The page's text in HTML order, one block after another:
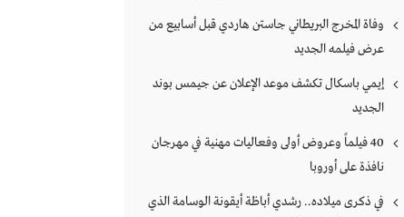
وفاة المخرج البريطاني جاستن هاردي قبل أسابيع من
عرض فيلمه الجديد
إيمي باسكال تكشف موعد الإعلان عن جيمس بوند
الجديد
40 فيلماً وعروض أولى وفعاليات مهنية في مهرجان
نافذة على أوروبا
في ذكرى ميلاده.. رشدي أباظة أيقونة الوسامة الذي